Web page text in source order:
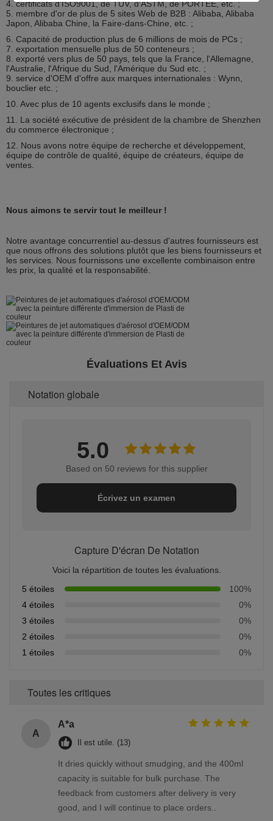
4. certificats d'ISO9001, de TUV, d'ASTM, de PORTÉE, etc. ;
5. membre d'or de plus de 5 sites Web de B2B : Alibaba, Alibaba
Japon, Alibaba Chine, la Faire-dans-Chine, etc. ;
6. Capacité de production plus de 6 millions de mois de PCs ;
7. exportation mensuelle plus de 50 conteneurs ;
8. exporté vers plus de 50 pays, tels que la France, l'Allemagne,
l'Australie, l'Afrique du Sud, l'Amérique du Sud etc. ;
9. service d'OEM d'offre aux marques internationales : Wynn,
bouclier etc. ;
10. Avec plus de 10 agents exclusifs dans le monde ;
11. La société exécutive de président de la chambre de Shenzhen
du commerce électronique ;
12. Nous avons notre équipe de recherche et développement,
équipe de contrôle de qualité, équipe de créateurs, équipe de
ventes.
Nous aimons te servir tout le meilleur !
Notre avantage concurrentiel au-dessus d'autres fournisseurs est
que nous offrons des solutions plutôt que les biens fournisseurs et
les services. Nous fournissons une excellente combinaison entre
les prix, la qualité et la responsabilité.
Évaluations Et Avis
Notation globale
5.0
Based on 50 reviews for this supplier
Écrivez un examen
Capture D'écran De Notation
Voici la répartition de toutes les évaluations.
5 étoiles
100%
4 étoiles
0%
3 étoiles
0%
2 étoiles
0%
1 étoiles
0%
Toutes les critiques
A
A*a
Il est utile. (13)
It dries quickly without smudging, and the 400ml
capacity is suitable for bulk purchase. The
feedback from customers after delivery is very
good, and I will continue to place orders..